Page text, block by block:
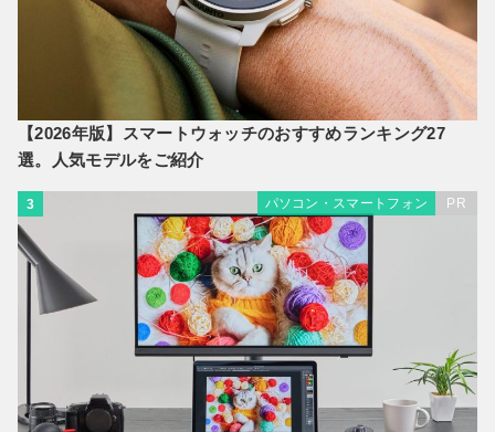
【2026年版】スマートウォッチのおすすめランキング27
選。人気モデルをご紹介
3 パソコン・スマートフォン PR